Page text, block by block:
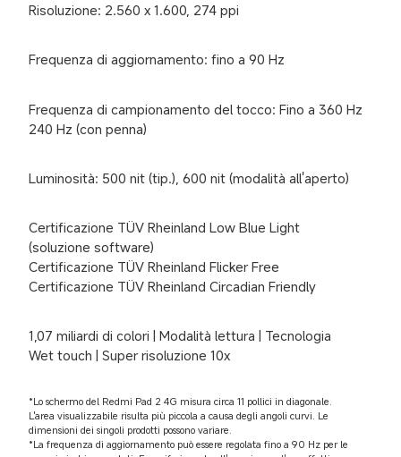
Risoluzione: 2.560 x 1.600, 274 ppi
Frequenza di aggiornamento: fino a 90 Hz
Frequenza di campionamento del tocco: Fino a 360 Hz
240 Hz (con penna)
Luminosità: 500 nit (tip.), 600 nit (modalità all'aperto)
Certificazione TÜV Rheinland Low Blue Light
(soluzione software)
Certificazione TÜV Rheinland Flicker Free
Certificazione TÜV Rheinland Circadian Friendly
1,07 miliardi di colori | Modalità lettura | Tecnologia
Wet touch | Super risoluzione 10x
*Lo schermo del Redmi Pad 2 4G misura circa 11 pollici in diagonale.
L'area visualizzabile risulta più piccola a causa degli angoli curvi. Le
dimensioni dei singoli prodotti possono variare.
*La frequenza di aggiornamento può essere regolata fino a 90 Hz per le